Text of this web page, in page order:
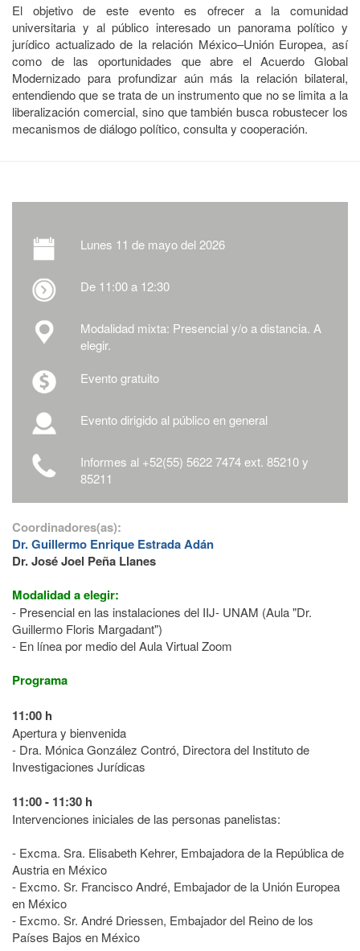
El objetivo de este evento es ofrecer a la comunidad
universitaria y al público interesado un panorama político y
jurídico actualizado de la relación México–Unión Europea, así
como de las oportunidades que abre el Acuerdo Global
Modernizado para profundizar aún más la relación bilateral,
entendiendo que se trata de un instrumento que no se limita a la
liberalización comercial, sino que también busca robustecer los
mecanismos de diálogo político, consulta y cooperación.
Lunes 11 de mayo del 2026
De 11:00 a 12:30
Modalidad mixta: Presencial y/o a distancia. A
elegir.
Evento gratuito
Evento dirigido al público en general
Informes al +52(55) 5622 7474 ext. 85210 y
85211
Coordinadores(as):
Dr. Guillermo Enrique Estrada Adán
Dr. José Joel Peña Llanes
Modalidad a elegir:
- Presencial en las instalaciones del IIJ- UNAM (Aula "Dr.
Guillermo Floris Margadant")
- En línea por medio del Aula Virtual Zoom
Programa
11:00 h
Apertura y bienvenida
- Dra. Mónica González Contró, Directora del Instituto de
Investigaciones Jurídicas
11:00 - 11:30 h
Intervenciones iniciales de las personas panelistas:
- Excma. Sra. Elisabeth Kehrer, Embajadora de la República de
Austria en México
- Excmo. Sr. Francisco André, Embajador de la Unión Europea
en México
- Excmo. Sr. André Driessen, Embajador del Reino de los
Países Bajos en México